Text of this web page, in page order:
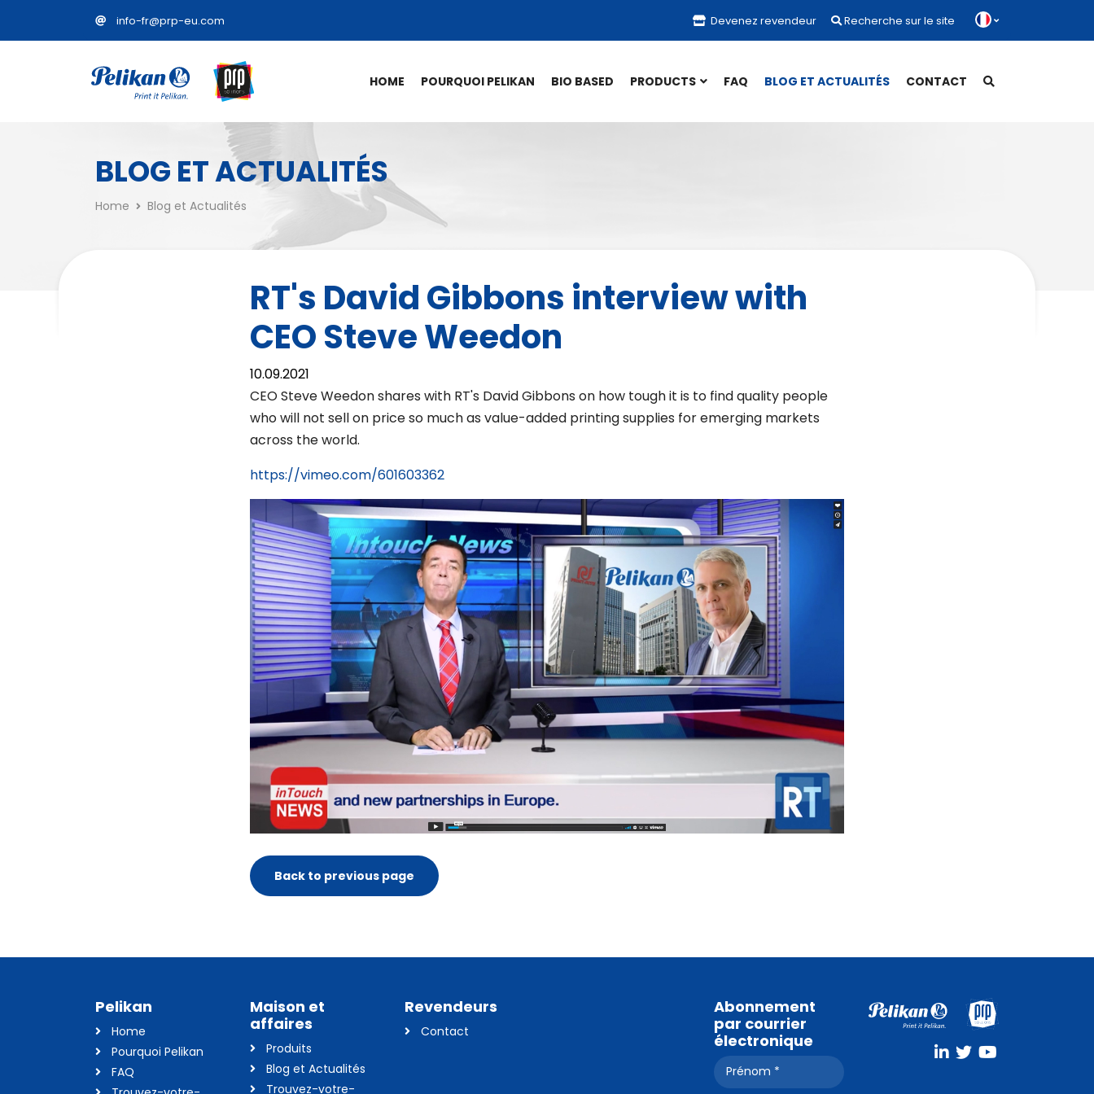
info-fr@prp-eu.com Devenez revendeur Recherche sur le site
HOME POURQUOI PELIKAN BIO BASED PRODUCTS FAQ BLOG ET ACTUALITÉS CONTACT
BLOG ET ACTUALITÉS
Home Blog et Actualités
RT's David Gibbons interview with
CEO Steve Weedon
10.09.2021
CEO Steve Weedon shares with RT's David Gibbons on how tough it is to find quality people
who will not sell on price so much as value-added printing supplies for emerging markets
across the world.
https://vimeo.com/601603362
Back to previous page
Pelikan
Home
Pourquoi Pelikan
FAQ
Maison et
affaires
Produits
Blog et Actualités
Trouvez-votre-
Revendeurs
Contact
Abonnement
par courrier
électronique